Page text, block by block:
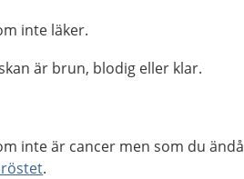
inte läker.
är brun, blodig eller klar.
inte är cancer men som du ändå
.